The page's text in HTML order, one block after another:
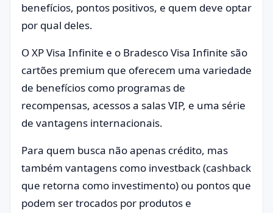
benefícios, pontos positivos, e quem deve optar
por qual deles.
O XP Visa Infinite e o Bradesco Visa Infinite são
cartões premium que oferecem uma variedade
de benefícios como programas de
recompensas, acessos a salas VIP, e uma série
de vantagens internacionais.
Para quem busca não apenas crédito, mas
também vantagens como investback (cashback
que retorna como investimento) ou pontos que
podem ser trocados por produtos e